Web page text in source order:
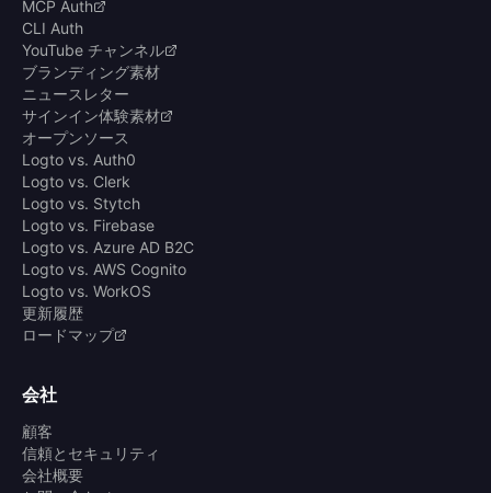
MCP Auth
CLI Auth
YouTube チャンネル
ブランディング素材
ニュースレター
サインイン体験素材
オープンソース
Logto vs. Auth0
Logto vs. Clerk
Logto vs. Stytch
Logto vs. Firebase
Logto vs. Azure AD B2C
Logto vs. AWS Cognito
Logto vs. WorkOS
更新履歴
ロードマップ
会社
顧客
信頼とセキュリティ
会社概要